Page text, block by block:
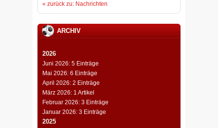
« zurück zu: Nachrichten
ARCHIV
2026
Juni 2026: 5 Einträge
Mai 2026: 6 Einträge
April 2026: 2 Einträge
März 2026: 1 Artikel
Februar 2026: 3 Einträge
Januar 2026: 3 Einträge
2025